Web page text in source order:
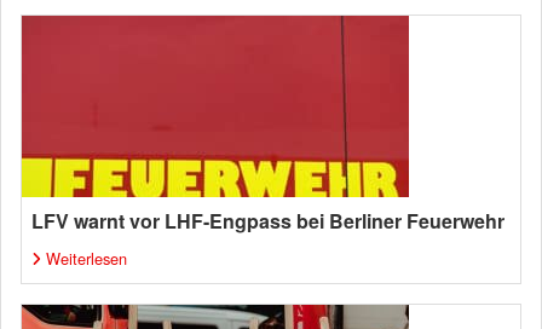
LFV warnt vor LHF-Engpass bei Berliner Feuerwehr
Weiterlesen